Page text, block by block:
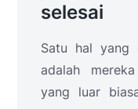
selesai
Satu hal yang
adalah
yang luar